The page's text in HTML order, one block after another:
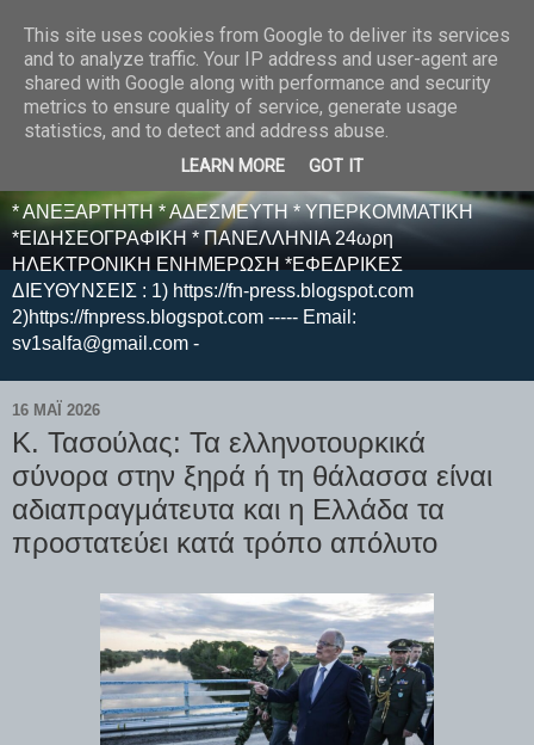
E F E N P R E S S -
ΗΛΕΚΤΡΟΝΙΚΗ
ΕΦΗΜΕΡΙΔΑ
* ΑΝΕΞΑΡΤΗΤΗ * ΑΔΕΣΜΕΥΤΗ * ΥΠΕΡΚΟΜΜΑΤΙΚΗ
*ΕΙΔΗΣΕΟΓΡΑΦΙΚΗ * ΠΑΝΕΛΛΗΝΙΑ 24ωρη
ΗΛΕΚΤΡΟΝΙΚΗ ΕΝΗΜΕΡΩΣΗ *ΕΦΕΔΡΙΚΕΣ
ΔΙΕΥΘΥΝΣΕΙΣ : 1) https://fn-press.blogspot.com
2)https://fnpress.blogspot.com ----- Email:
sv1salfa@gmail.com -
16 ΜΑΪ́ 2026
Κ. Τασούλας: Τα ελληνοτουρκικά
σύνορα στην ξηρά ή τη θάλασσα είναι
αδιαπραγμάτευτα και η Ελλάδα τα
προστατεύει κατά τρόπο απόλυτο
This site uses cookies from Google to deliver its services
and to analyze traffic. Your IP address and user-agent are
shared with Google along with performance and security
metrics to ensure quality of service, generate usage
statistics, and to detect and address abuse.
LEARN MORE GOT IT